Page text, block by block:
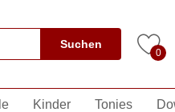
Suchen
0
Kinder Tonies